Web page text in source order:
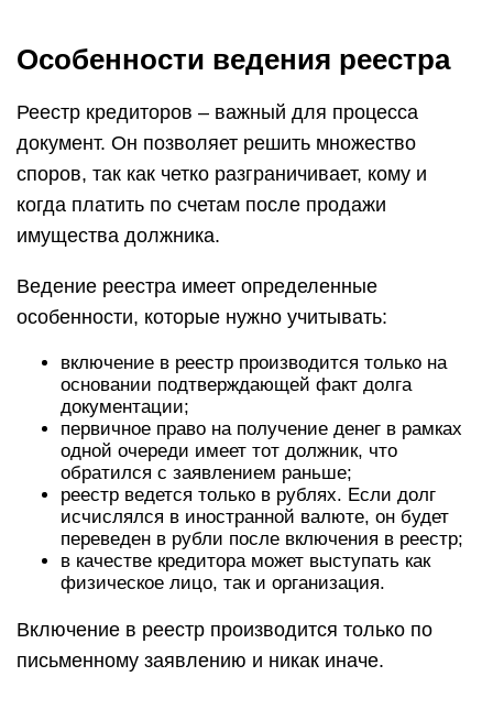
Особенности ведения реестра
Реестр кредиторов – важный для процесса
документ. Он позволяет решить множество
споров, так как четко разграничивает, кому и
когда платить по счетам после продажи
имущества должника.
Ведение реестра имеет определенные
особенности, которые нужно учитывать:
включение в реестр производится только на
основании подтверждающей факт долга
документации;
первичное право на получение денег в рамках
одной очереди имеет тот должник, что
обратился с заявлением раньше;
реестр ведется только в рублях. Если долг
исчислялся в иностранной валюте, он будет
переведен в рубли после включения в реестр;
в качестве кредитора может выступать как
физическое лицо, так и организация.
Включение в реестр производится только по
письменному заявлению и никак иначе.